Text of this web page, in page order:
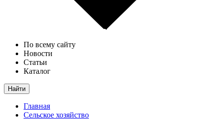
По всему сайту
Новости
Статьи
Каталог
Найти
Главная
Сельское хозяйство